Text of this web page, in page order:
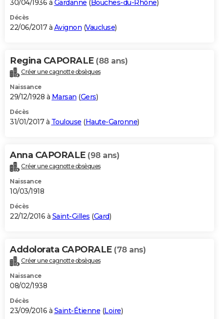
30/04/1936 à Gardanne ( Bouches-du-Rhône)
Décès
22/06/2017 à Avignon (Vaucluse)
Regina CAPORALE (88 ans)
Créer une cagnotte obsèques
Naissance
29/12/1928 à Marsan (Gers)
Décès
31/01/2017 à Toulouse (Haute-Garonne)
Anna CAPORALE (98 ans)
Créer une cagnotte obsèques
Naissance
10/03/1918
Décès
22/12/2016 à Saint-Gilles (Gard)
Addolorata CAPORALE (78 ans)
Créer une cagnotte obsèques
Naissance
08/02/1938
Décès
23/09/2016 à Saint-Étienne (Loire)